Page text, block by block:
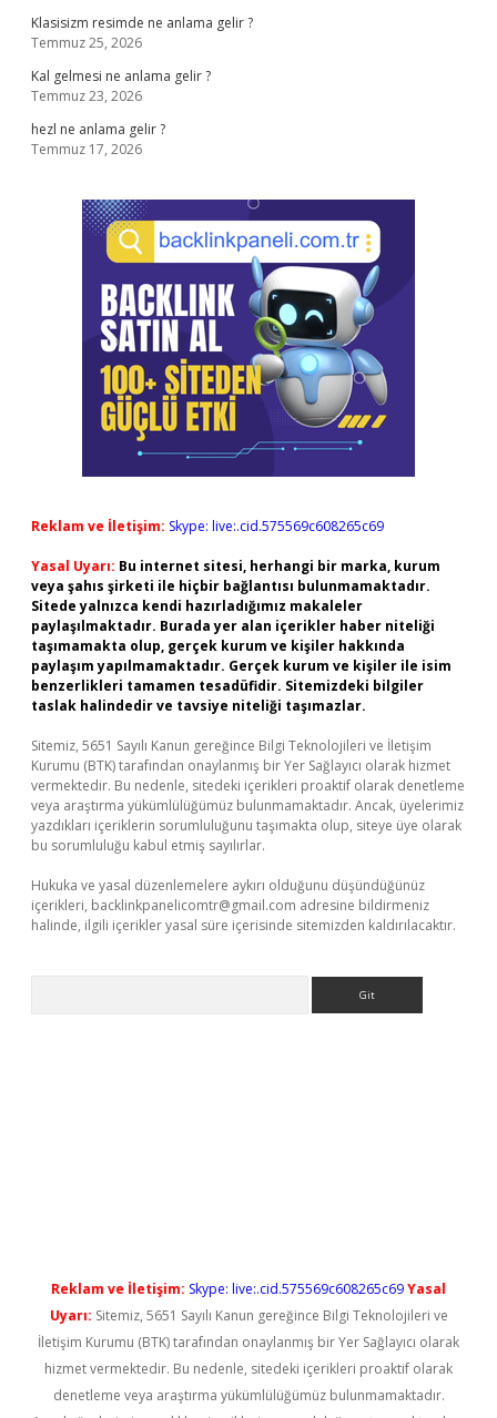
Klasisizm resimde ne anlama gelir ?
Temmuz 25, 2026
Kal gelmesi ne anlama gelir ?
Temmuz 23, 2026
hezl ne anlama gelir ?
Temmuz 17, 2026
Reklam ve İletişim: Skype: live:.cid.575569c608265c69
Yasal Uyarı: Bu internet sitesi, herhangi bir marka, kurum
veya şahıs şirketi ile hiçbir bağlantısı bulunmamaktadır.
Sitede yalnızca kendi hazırladığımız makaleler
paylaşılmaktadır. Burada yer alan içerikler haber niteliği
taşımamakta olup, gerçek kurum ve kişiler hakkında
paylaşım yapılmamaktadır. Gerçek kurum ve kişiler ile isim
benzerlikleri tamamen tesadüfidir. Sitemizdeki bilgiler
taslak halindedir ve tavsiye niteliği taşımazlar.
Sitemiz, 5651 Sayılı Kanun gereğince Bilgi Teknolojileri ve İletişim
Kurumu (BTK) tarafından onaylanmış bir Yer Sağlayıcı olarak hizmet
vermektedir. Bu nedenle, sitedeki içerikleri proaktif olarak denetleme
veya araştırma yükümlülüğümüz bulunmamaktadır. Ancak, üyelerimiz
yazdıkları içeriklerin sorumluluğunu taşımakta olup, siteye üye olarak
bu sorumluluğu kabul etmiş sayılırlar.
Hukuka ve yasal düzenlemelere aykırı olduğunu düşündüğünüz
içerikleri, backlinkpanelicomtr@gmail.com adresine bildirmeniz
halinde, ilgili içerikler yasal süre içerisinde sitemizden kaldırılacaktır.
Reklam ve İletişim: Skype: live:.cid.575569c608265c69Yasal
Uyarı: Sitemiz, 5651 Sayılı Kanun gereğince Bilgi Teknolojileri ve
İletişim Kurumu (BTK) tarafından onaylanmış bir Yer Sağlayıcı olarak
hizmet vermektedir. Bu nedenle, sitedeki içerikleri proaktif olarak
denetleme veya araştırma yükümlülüğümüz bulunmamaktadır.